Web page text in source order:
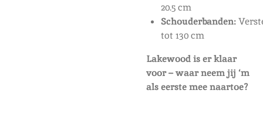
20.5 cm
Schouderbanden:
tot 130 cm
Lakewood is er klaar
voor – waar neem jij ‘m
als eerste mee naartoe?